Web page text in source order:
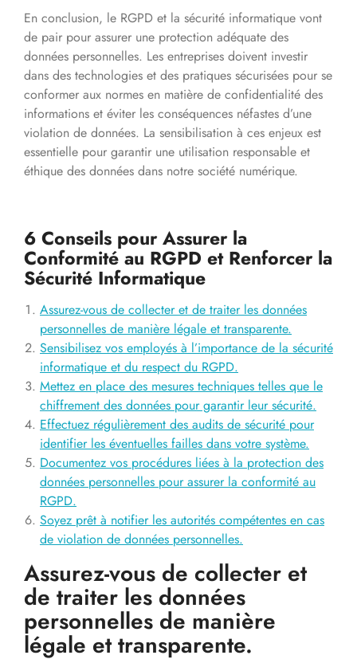
En conclusion, le RGPD et la sécurité informatique vont
de pair pour assurer une protection adéquate des
données personnelles. Les entreprises doivent investir
dans des technologies et des pratiques sécurisées pour se
conformer aux normes en matière de confidentialité des
informations et éviter les conséquences néfastes d’une
violation de données. La sensibilisation à ces enjeux est
essentielle pour garantir une utilisation responsable et
éthique des données dans notre société numérique.
6 Conseils pour Assurer la
Conformité au RGPD et Renforcer la
Sécurité Informatique
Assurez-vous de collecter et de traiter les données
personnelles de manière légale et transparente.
Sensibilisez vos employés à l’importance de la sécurité
informatique et du respect du RGPD.
Mettez en place des mesures techniques telles que le
chiffrement des données pour garantir leur sécurité.
Effectuez régulièrement des audits de sécurité pour
identifier les éventuelles failles dans votre système.
Documentez vos procédures liées à la protection des
données personnelles pour assurer la conformité au
RGPD.
Soyez prêt à notifier les autorités compétentes en cas
de violation de données personnelles.
Assurez-vous de collecter et
de traiter les données
personnelles de manière
légale et transparente.